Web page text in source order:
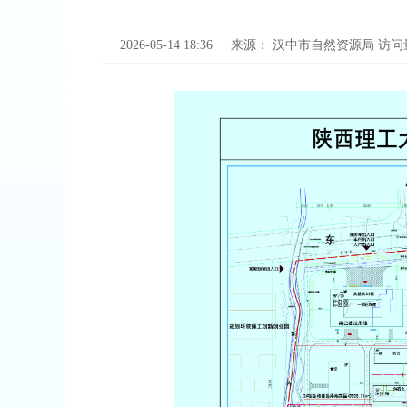
2026-05-14 18:36 来源： 汉中市自然资源局 访问